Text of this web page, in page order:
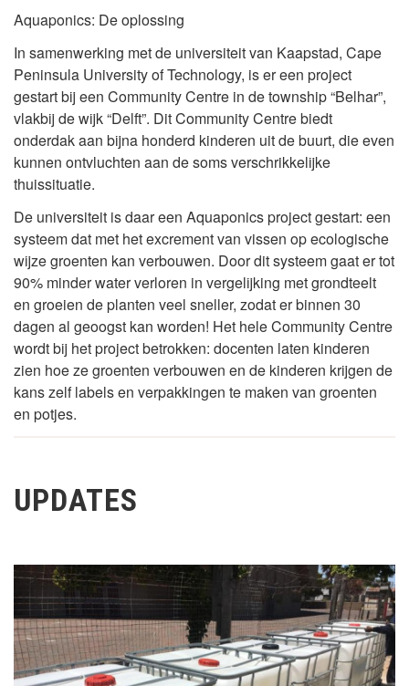
Aquaponics: De oplossing
In samenwerking met de universiteit van Kaapstad, Cape
Peninsula University of Technology, is er een project
gestart bij een Community Centre in de township “Belhar”,
vlakbij de wijk “Delft”. Dit Community Centre biedt
onderdak aan bijna honderd kinderen uit de buurt, die even
kunnen ontvluchten aan de soms verschrikkelijke
thuissituatie.
De universiteit is daar een Aquaponics project gestart: een
systeem dat met het excrement van vissen op ecologische
wijze groenten kan verbouwen. Door dit systeem gaat er tot
90% minder water verloren in vergelijking met grondteelt
en groeien de planten veel sneller, zodat er binnen 30
dagen al geoogst kan worden! Het hele Community Centre
wordt bij het project betrokken: docenten laten kinderen
zien hoe ze groenten verbouwen en de kinderen krijgen de
kans zelf labels en verpakkingen te maken van groenten
en potjes.
UPDATES